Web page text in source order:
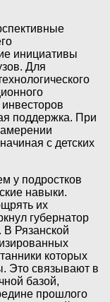
инициативы
Для
поддержка. При
с детских
у подростков
навыки.
их
губернатор
Рязанской
которых
Это связывают в
базой,
прошлого